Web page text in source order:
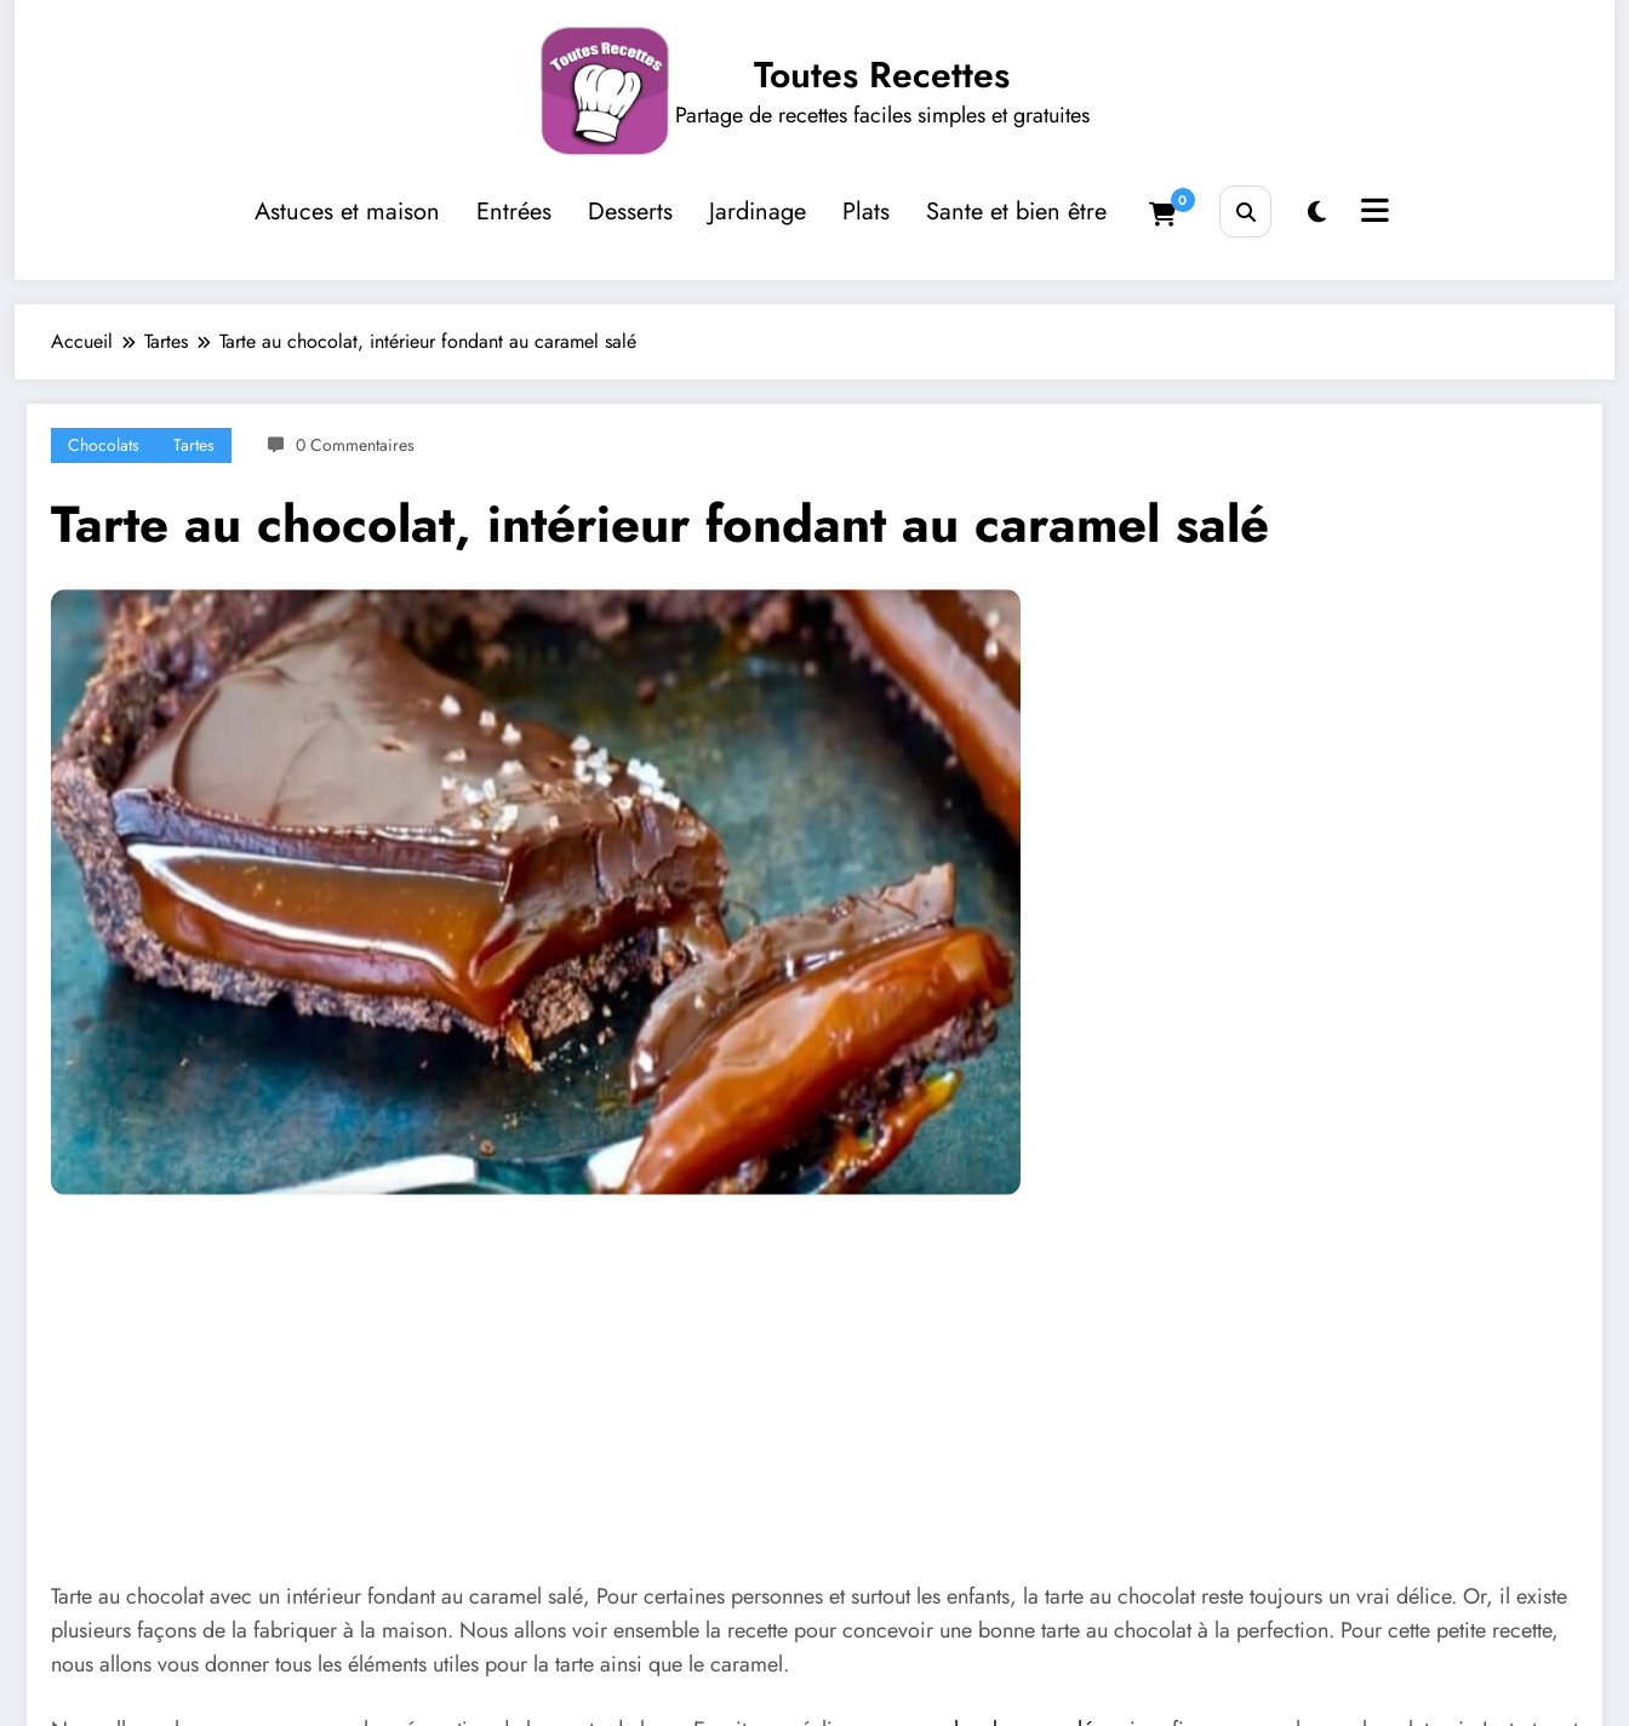
Toutes Recettes
Partage de recettes faciles simples et gratuites
Astuces et maison Entrées Desserts Jardinage Plats Sante et bien être 0
Accueil Tartes Tarte au chocolat, intérieur fondant au caramel salé
Chocolats Tartes 0 Commentaires
Tarte au chocolat, intérieur fondant au caramel salé
Tarte au chocolat avec un intérieur fondant au caramel salé, Pour certaines personnes et surtout les enfants, la tarte au chocolat reste toujours un vrai délice. Or, il existe
plusieurs façons de la fabriquer à la maison. Nous allons voir ensemble la recette pour concevoir une bonne tarte au chocolat à la perfection. Pour cette petite recette,
nous allons vous donner tous les éléments utiles pour la tarte ainsi que le caramel.